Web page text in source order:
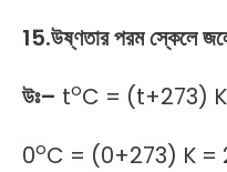
15.উষ্ণতার পরম স্কেলে
উঃ– toC = (t+273) K ,
0oC = (0+273) K =